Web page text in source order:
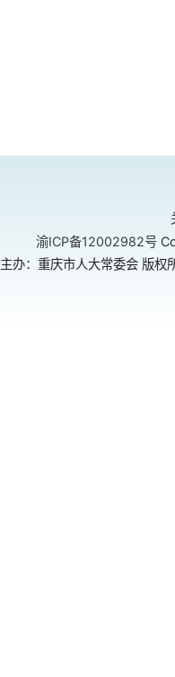
渝ICP备12002982号
主办：重庆市人大常委会 版